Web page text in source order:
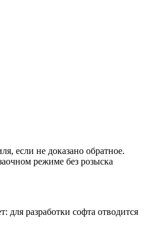
если не доказано обратное.
режиме без розыска
разработки софта отводится